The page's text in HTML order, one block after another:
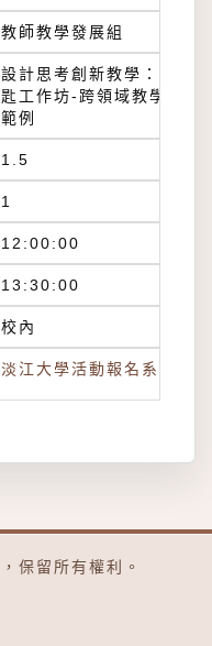
教師教學發展組
設計思考創新教學：不抖湯
匙工作坊-跨領域教學實務
範例
1.5
1
12:00:00
13:30:00
校內
淡江大學活動報名系統連結
，保留所有權利。